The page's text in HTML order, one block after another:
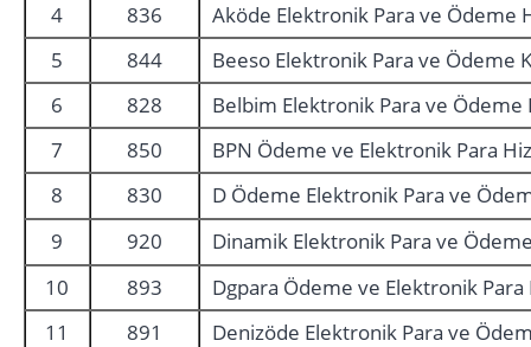
4
836
Aköde Elektronik Para ve Ödeme
5
844
Beeso Elektronik Para ve Ödeme
6
828
Belbim Elektronik Para ve Ödeme
7
850
BPN Ödeme ve Elektronik Para
8
830
D Ödeme Elektronik Para ve
9
920
Dinamik Elektronik Para ve
10
893
Dgpara Ödeme ve Elektronik Para
11
891
Denizöde Elektronik Para ve